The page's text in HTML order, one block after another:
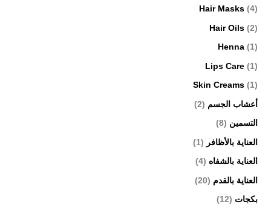
Hair Masks (4)
Hair Oils (2)
Henna (1)
Lips Care (1)
Skin Creams (1)
أعشاب الجسم (2)
التسمين (8)
العناية بالأظافر (1)
العناية بالشفاه (4)
العناية بالقدم (20)
بكجات (12)